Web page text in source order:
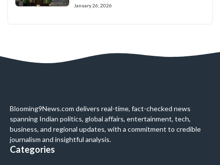
January 26, 2026
Blooming9News.com delivers real-time, fact-checked news
spanning Indian politics, global affairs, entertainment, tech,
business, and regional updates, with a commitment to credible
journalism and insightful analysis.
Categories